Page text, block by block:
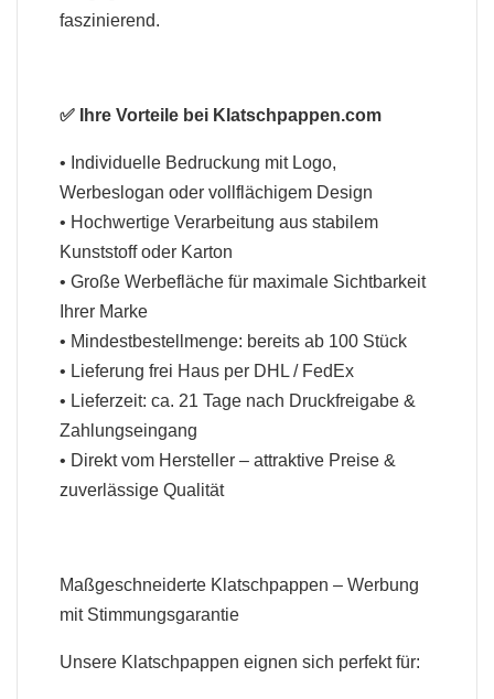
faszinierend.
✅ Ihre Vorteile bei Klatschpappen.com
• Individuelle Bedruckung mit Logo,
Werbeslogan oder vollflächigem Design
• Hochwertige Verarbeitung aus stabilem
Kunststoff oder Karton
• Große Werbefläche für maximale Sichtbarkeit
Ihrer Marke
• Mindestbestellmenge: bereits ab 100 Stück
• Lieferung frei Haus per DHL / FedEx
• Lieferzeit: ca. 21 Tage nach Druckfreigabe &
Zahlungseingang
• Direkt vom Hersteller – attraktive Preise &
zuverlässige Qualität
Maßgeschneiderte Klatschpappen – Werbung
mit Stimmungsgarantie
Unsere Klatschpappen eignen sich perfekt für: